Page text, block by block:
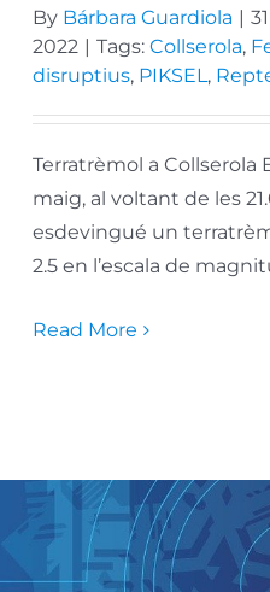
By Bárbara Guardiola
2022
Tags: Collserola,
disruptius, PIKSEL,
Terratrèmol a Collserola
maig, al voltant de les
esdevingué un
2.5 en l’escala de
Read More